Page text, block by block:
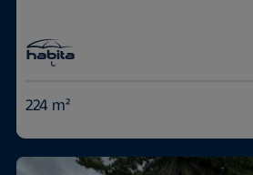
224 m²